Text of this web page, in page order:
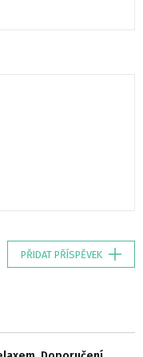
PŘIDAT PŘÍSPĚVEK